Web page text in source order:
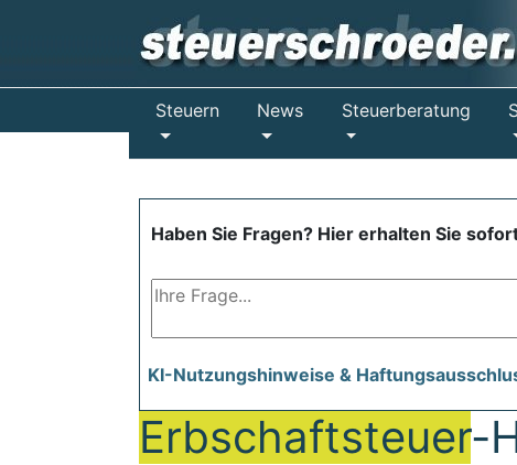
Steuern News Steuerberatung
Haben Sie Fragen? Hier erhalten Sie
KI-Nutzungshinweise &
Erbschaftsteuer-